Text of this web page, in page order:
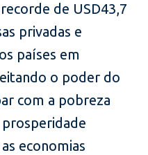
de USD43,7
privadas e
países em
o poder do
com a pobreza
economias